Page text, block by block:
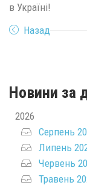
в Україні!
Назад
Новини за
2026
Серпень
Липень
Червень
Травень